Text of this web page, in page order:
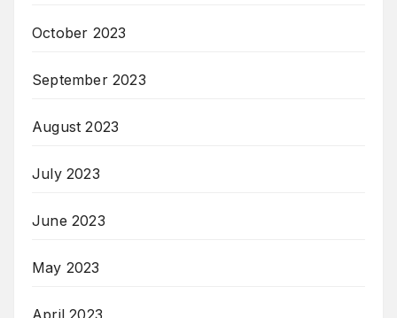
October 2023
September 2023
August 2023
July 2023
June 2023
May 2023